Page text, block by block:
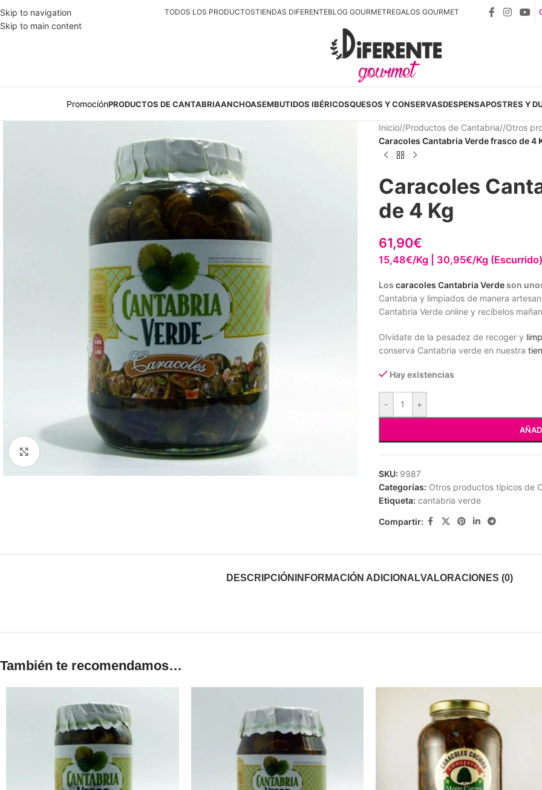
Skip to navigation
Skip to main content
TODOS LOS PRODUCTOSTIENDAS DIFERENTEBLOG GOURMETREGALOS GOURMET
PromociónPRODUCTOS DE CANTABRIAANCHOASEMBUTIDOS IBÉRICOSQUESOS Y CONSERVASDESPENSAPOSTRES Y
Clic para ampliar
Inicio/ Productos de Cantabria/ Otros
Caracoles Cantabria Verde frasco de 4
Caracoles
de 4 Kg
61,90€
15,48€/Kg | 30,95€/Kg (Escurrido)
Los caracoles Cantabria Verdeson
Cantabria y limpiados de manera
Cantabria Verde online y recíbelos
Olvídate de la pesadez de recoger y
conserva Cantabria verde en nuestra
Hay existencias
- +
SKU: 9987
Categorías: Otros productos típicos de
Etiqueta: cantabria verde
Compartir:
DESCRIPCIÓN INFORMACIÓN ADICIONALVALORACIONES (0)
También te recomendamos…